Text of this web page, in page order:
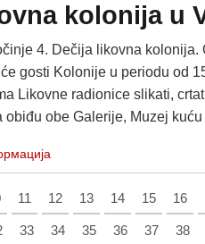
kolonija u
4. Dečija likovna kolonija.
gosti Kolonije u periodu od
Likovne radionice slikati,
obiđu obe Galerije, Muzej kuću
11 12 13 14 15 16
33 34 35 36 37 38